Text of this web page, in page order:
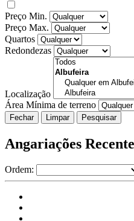
Preço Min.
Preço Max.
Quartos
Redondezas
Localização
Área Mínima de terreno
Fechar
Angariações
Ordem: